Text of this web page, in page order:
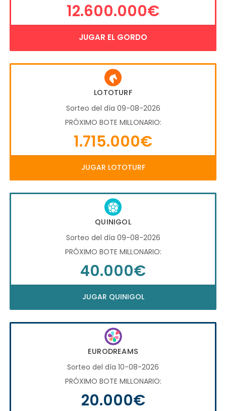
12.600.000€
JUGAR EL GORDO
LOTOTURF
Sorteo del día 09-08-2026
PRÓXIMO BOTE MILLONARIO:
1.715.000€
JUGAR LOTOTURF
QUINIGOL
Sorteo del día 09-08-2026
PRÓXIMO BOTE MILLONARIO:
40.000€
JUGAR QUINIGOL
EURODREAMS
Sorteo del día 10-08-2026
PRÓXIMO BOTE MILLONARIO:
20.000€